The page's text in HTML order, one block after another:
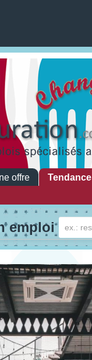
offre
emploi